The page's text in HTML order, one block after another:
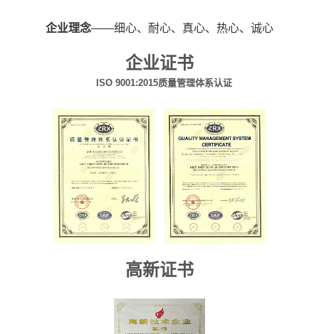
企业理念——细心、耐心、真心、热心、诚心
企业证书
ISO 9001:2015质量管理体系认证
高新证书